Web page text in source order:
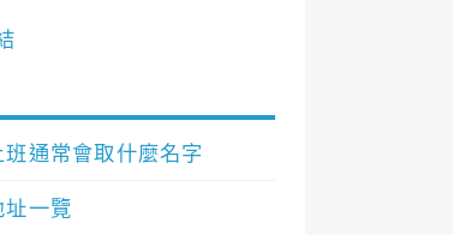
通常會取什麼名字
址一覽